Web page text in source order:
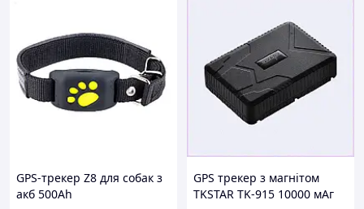
GPS-трекер Z8 для собак з
акб 500Ah
GPS трекер з магнітом
TKSTAR TK-915 10000 мАг